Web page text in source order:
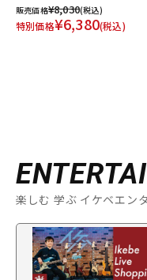
販売価格¥8,030(税込)
特別価格¥6,380(税込)
楽しむ 学ぶ イケベエン